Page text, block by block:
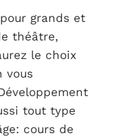
grands et
théâtre,
le choix
vous
tout type
cours de